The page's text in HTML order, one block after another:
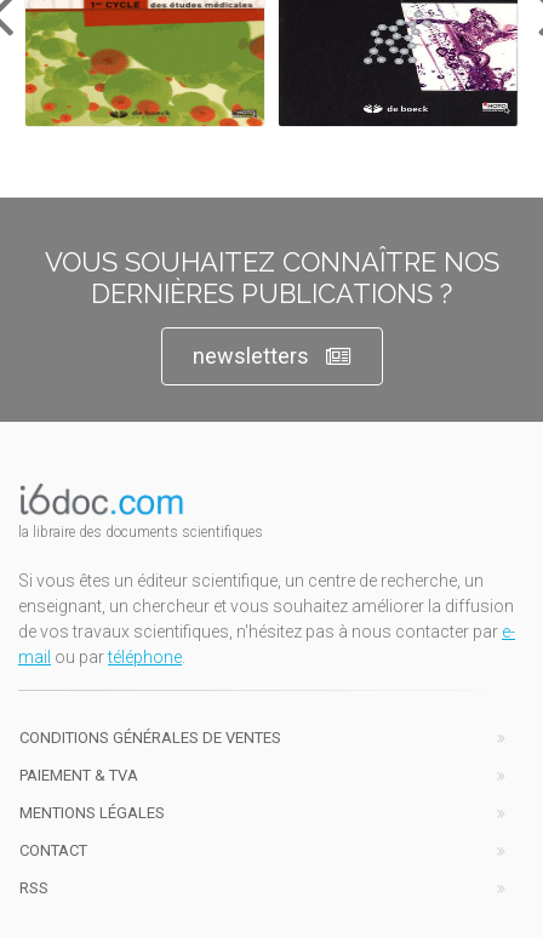
VOUS SOUHAITEZ CONNAÎTRE NOS
DERNIÈRES PUBLICATIONS ?
newsletters
la libraire des documents scientifiques
Si vous êtes un éditeur scientifique, un centre de recherche, un
enseignant, un chercheur et vous souhaitez améliorer la diffusion
de vos travaux scientifiques, n'hésitez pas à nous contacter par e-
mail ou partéléphone.
CONDITIONS GÉNÉRALES DE VENTES
PAIEMENT & TVA
MENTIONS LÉGALES
CONTACT
RSS